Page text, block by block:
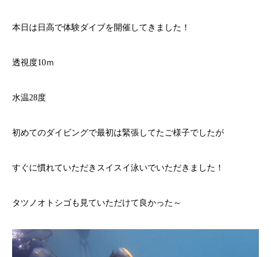
本日は日高で体験ダイブを開催してきました！
透視度10ｍ
水温28度
初めてのダイビングで最初は緊張してたご様子でしたが
すぐに慣れていただきスイスイ泳いでいただきました！
タツノオトシゴも見ていただけて良かった～